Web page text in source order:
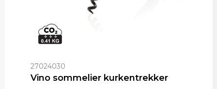
27024030
Vino sommelier kurkentrekker